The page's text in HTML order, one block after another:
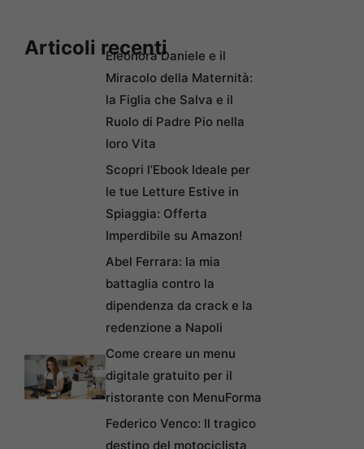
Articoli recentiEleonora Daniele e il
Miracolo della Maternità:
la Figlia che Salva e il
Ruolo di Padre Pio nella
loro Vita
Scopri l’Ebook Ideale per
le tue Letture Estive in
Spiaggia: Offerta
Imperdibile su Amazon!
Abel Ferrara: la mia
battaglia contro la
dipendenza da crack e la
redenzione a Napoli
Come creare un menu
digitale gratuito per il
ristorante con MenuForma
Federico Venco: Il tragico
destino del motociclista